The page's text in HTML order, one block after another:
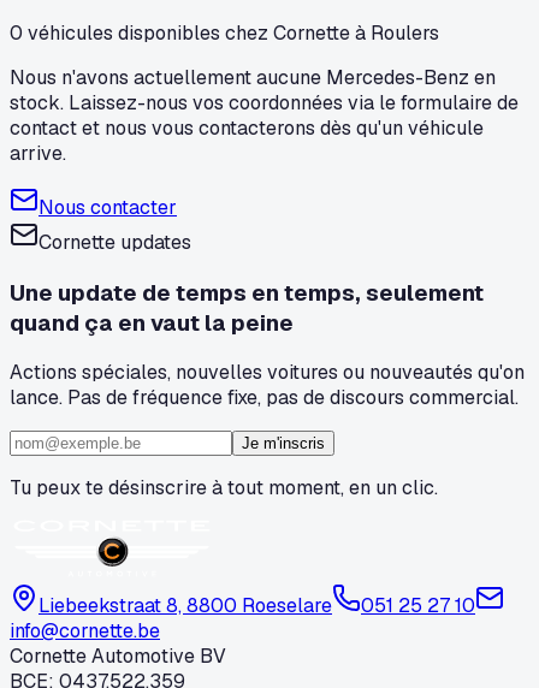
0 véhicules disponibles chez Cornette à Roulers
Nous n'avons actuellement aucune Mercedes-Benz en
stock. Laissez-nous vos coordonnées via le formulaire de
contact et nous vous contacterons dès qu'un véhicule
arrive.
Nous contacter
Cornette updates
Une update de temps en temps, seulement
quand ça en vaut la peine
Actions spéciales, nouvelles voitures ou nouveautés qu'on
lance. Pas de fréquence fixe, pas de discours commercial.
Je m'inscris
Tu peux te désinscrire à tout moment, en un clic.
Liebeekstraat 8, 8800 Roeselare
051 25 27 10
info@cornette.be
Cornette Automotive BV
BCE: 0437.522.359